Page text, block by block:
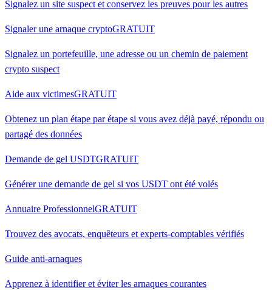
Signalez un site suspect et conservez les preuves pour les autres
Signaler une arnaque cryptoGRATUIT
Signalez un portefeuille, une adresse ou un chemin de paiement
crypto suspect
Aide aux victimesGRATUIT
Obtenez un plan étape par étape si vous avez déjà payé, répondu ou
partagé des données
Demande de gel USDTGRATUIT
Générer une demande de gel si vos USDT ont été volés
Annuaire ProfessionnelGRATUIT
Trouvez des avocats, enquêteurs et experts-comptables vérifiés
Guide anti-arnaques
Apprenez à identifier et éviter les arnaques courantes